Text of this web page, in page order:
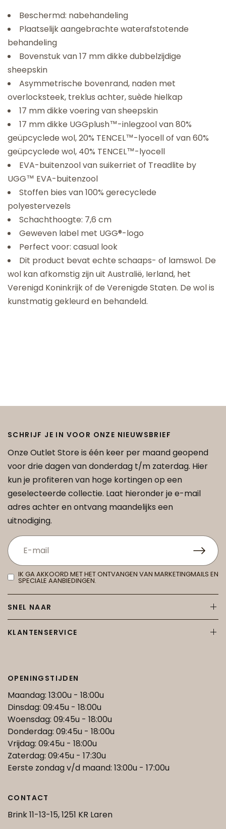
Beschermd: nabehandeling
Plaatselijk aangebrachte waterafstotende
behandeling
Bovenstuk van 17 mm dikke dubbelzijdige
sheepskin
Asymmetrische bovenrand, naden met
overlocksteek, treklus achter, suède hielkap
17 mm dikke voering van sheepskin
17 mm dikke UGGplush™-inlegzool van 80%
geüpcyclede wol, 20% TENCEL™-lyocell of van 60%
geüpcyclede wol, 40% TENCEL™-lyocell
EVA-buitenzool van suikerriet of Treadlite by
UGG™ EVA-buitenzool
Stoffen bies van 100% gerecyclede
polyestervezels
Schachthoogte: 7,6 cm
Geweven label met UGG®-logo
Perfect voor: casual look
Dit product bevat echte schaaps- of lamswol. De
wol kan afkomstig zijn uit Australië, Ierland, het
Verenigd Koninkrijk of de Verenigde Staten. De wol is
kunstmatig gekleurd en behandeld.
SCHRIJF JE IN VOOR ONZE NIEUWSBRIEF
Onze Outlet Store is één keer per maand geopend
voor drie dagen van donderdag t/m zaterdag. Hier
kun je profiteren van hoge kortingen op een
geselecteerde collectie. Laat hieronder je e-mail
adres achter en ontvang maandelijks een
uitnodiging.
IK GA AKKOORD MET HET ONTVANGEN VAN MARKETINGMAILS EN
SPECIALE AANBIEDINGEN.
SNEL NAAR
KLANTENSERVICE
OPENINGSTIJDEN
Maandag: 13:00u - 18:00u
Dinsdag: 09:45u - 18:00u
Woensdag: 09:45u - 18:00u
Donderdag: 09:45u - 18:00u
Vrijdag: 09:45u - 18:00u
Zaterdag: 09:45u - 17:30u
Eerste zondag v/d maand: 13:00u - 17:00u
CONTACT
Brink 11-13-15, 1251 KR Laren